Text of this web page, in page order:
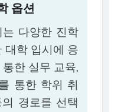
옵션
다양한 진학
대학 입시에 응
한 실무 교육,
통한 학위 취
경로를 선택